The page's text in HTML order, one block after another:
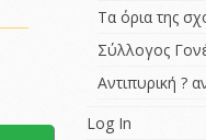
Τα όρια της
Σύλλογος
Αντιπυρική ?
Log In